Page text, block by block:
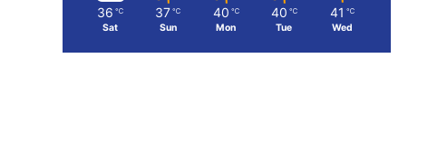
36 ℃
Sat
37 ℃
Sun
40 ℃
Mon
40 ℃
Tue
41 ℃
Wed